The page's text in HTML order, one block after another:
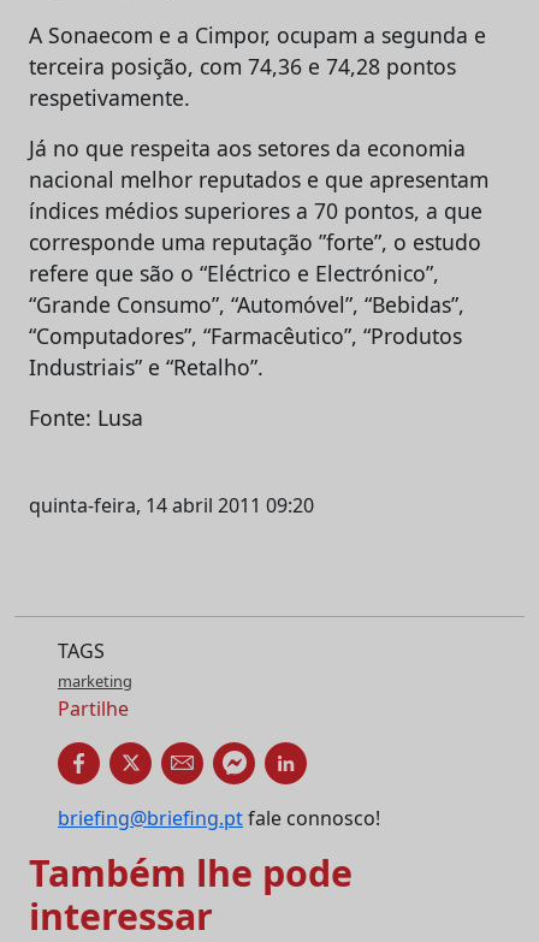
A Sonaecom e a Cimpor, ocupam a segunda e
terceira posição, com 74,36 e 74,28 pontos
respetivamente.
Já no que respeita aos setores da economia
nacional melhor reputados e que apresentam
índices médios superiores a 70 pontos, a que
corresponde uma reputação ”forte”, o estudo
refere que são o “Eléctrico e Electrónico”,
“Grande Consumo”, “Automóvel”, “Bebidas”,
“Computadores”, “Farmacêutico”, “Produtos
Industriais” e “Retalho”.
Fonte: Lusa
quinta-feira, 14 abril 2011 09:20
TAGS
marketing
Partilhe
briefing@briefing.ptfale connosco!
Também lhe pode
interessar